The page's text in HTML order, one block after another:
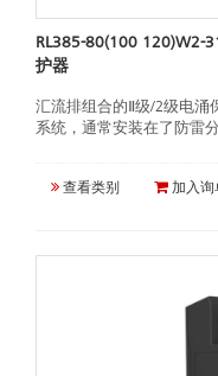
RL385-80(100 120)W2-
护器
汇流排组合的Ⅱ级/2级电涌
系统，通常安装在了防雷
查看类别 加入询